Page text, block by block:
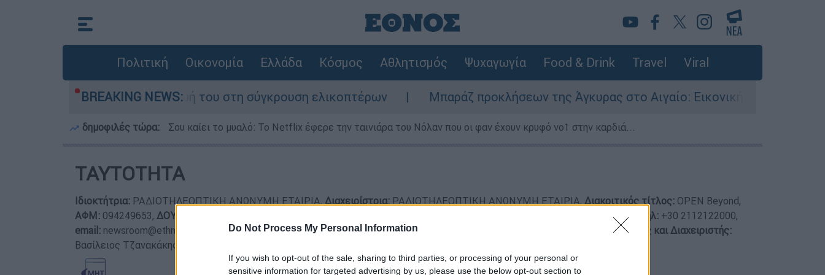
Do Not Process My Personal Information
If you wish to opt-out of the sale, sharing to third parties, or processing of your personal or
sensitive information for targeted advertising by us, please use the below opt-out section to
Πολιτική Οικονομία Ελλάδα Κόσμος Αθλητισμός Ψυχαγωγία Food & Drink Travel Viral
BREAKING NEWS:
Δαμίγο που έχασε τη ζωή του στη σύγκρουση ελικοπτέρων Μπαράζ προκλήσεων της Άγκυρας στο Αιγαίο: Εικονική αερομαχία
δημοφιλές τώρα: Σου καίει το μυαλό: Το Netflix έφερε την ταινιάρα του Νόλαν που οι φαν έχουν κρυφό νο1 στην καρδιά...
ΤΑΥΤΟΤΗΤΑ
Ιδιοκτήτρια: ΡΑΔΙΟΤΗΛΕΟΠΤΙΚΗ ΑΝΩΝΥΜΗ ΕΤΑΙΡΙΑ,Διαχειρίστρια:ΡΑΔΙΟΤΗΛΕΟΠΤΙΚΗ ΑΝΩΝΥΜΗ ΕΤΑΙΡΙΑ,Διακριτικός τίτλος: OPEN Beyond,
ΑΦΜ: 094249653, ΔΟΥ: 2ο χλμ Λ. Παιανίας – Μαρκοπούλου, Κορωπί, 19401, Τηλ: +30 2112122000,
email: newsroom@ethnos.gr Νόμιμος εκπρόσωπος: Νταβιντιάν (DAVIDIAN) Αρτούρ (ARTUR), Βασίλειος Τζανακάκης,
Διευθυντής και Διαχειριστής:
Βασίλειος Τζανακάκης,